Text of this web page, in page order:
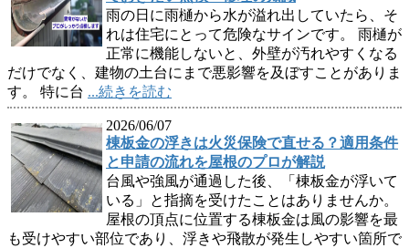
雨の日に雨樋から水が溢れ出していたら、そ
れは住宅にとって危険なサインです。 雨樋が
正常に機能しないと、外壁が汚れやすくなる
だけでなく、建物の土台にまで悪影響を及ぼすことがありま
す。 特に台 ...続きを読む
2026/06/07
棟板金の浮きは火災保険で直せる？適用条件
と申請の流れを屋根のプロが解説
台風や強風が通過した後、「棟板金が浮いて
いる」と指摘を受けたことはありませんか。
屋根の頂点に位置する棟板金は風の影響を最
も受けやすい部位であり、浮きや飛散が発生しやすい箇所で